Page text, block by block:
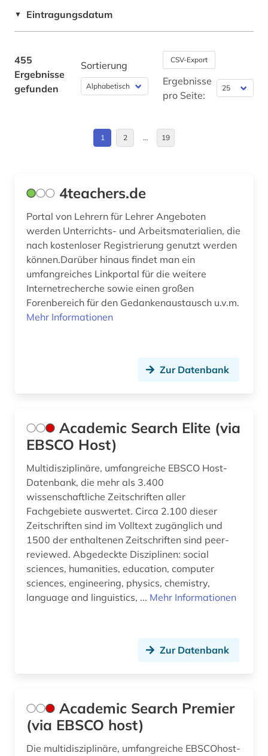
berufsausbildung (2)
berufsbildung (5)
berufsforschung (1)
berusbildungssystem (1)
betriebswirtschaftslehre (1)
bewegungsverhalten (1)
bibliografie (18)
bibliothekswissenschaften (2)
bildarchiv (1)
bildnis (1)
bildschirmspiel (1)
bildung (22)
bildung in der sozialarbeit (1)
bildungschancen (1)
bildungsfinanzierung (1)
bildungspolitik (6)
Hessen (1)
Ostasien (1)
Rheinland-Pfalz (2)
Sachsen (2)
Thueringen (1)
USA (3)
▼ Eintragungsdatum
455
Ergebnisse
gefunden
Sortierung CSV-Export
Ergebnisse
pro Seite:
1 2 … 19
4teachers.de
Portal von Lehrern für Lehrer Angeboten
werden Unterrichts- und Arbeitsmaterialien, die
nach kostenloser Registrierung genutzt werden
können.Darüber hinaus findet man ein
umfangreiches Linkportal für die weitere
Internetrecherche sowie einen großen
Forenbereich für den Gedankenaustausch u.v.m.
Mehr Informationen
Zur Datenbank
Academic Search Elite (via
EBSCO Host)
Multidisziplinäre, umfangreiche EBSCO Host-
Datenbank, die mehr als 3.400
wissenschaftliche Zeitschriften aller
Fachgebiete auswertet. Circa 2.100 dieser
Zeitschriften sind im Volltext zugänglich und
1500 der enthaltenen Zeitschriften sind peer-
reviewed. Abgedeckte Disziplinen: social
sciences, humanities, education, computer
sciences, engineering, physics, chemistry,
language and linguistics, ... Mehr Informationen
Zur Datenbank
Academic Search Premier
(via EBSCO host)
Die multidisziplinäre, umfangreiche EBSCOhost-